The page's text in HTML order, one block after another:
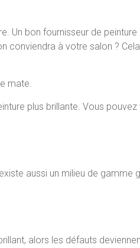
Un bon fournisseur de
conviendra à votre salon ?
mate.
plus brillante. Vous
aussi un milieu de gamme
alors les défauts